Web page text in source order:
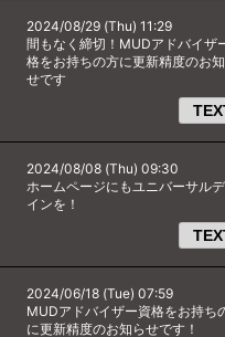
2024/08/29 (Thu) 11:29
間もなく締切！MUDアドバイザ
格をお持ちの方に更新精度のお
せです
2024/08/08 (Thu) 09:30
ホームページにもユニバーサル
インを！
2024/06/18 (Tue) 07:59
MUDアドバイザー資格をお持ち
に更新精度のお知らせです！